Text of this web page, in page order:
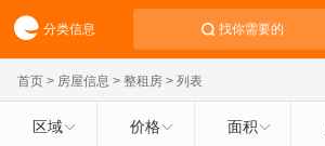
分类信息 找你需要的
首页 > 房屋信息 > 整租房 > 列表
区域 价格 面积